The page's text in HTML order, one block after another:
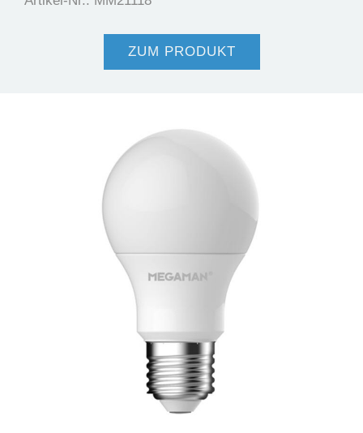
ZUM PRODUKT